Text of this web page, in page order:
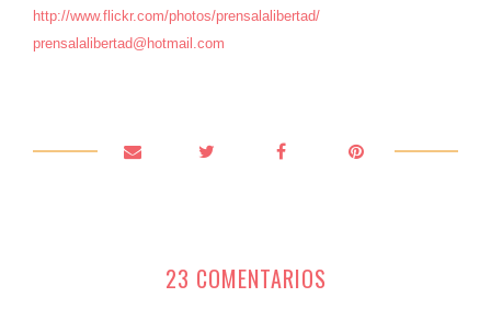
http://www.flickr.com/photos/prensalalibertad/
prensalalibertad@hotmail.com
23 COMENTARIOS